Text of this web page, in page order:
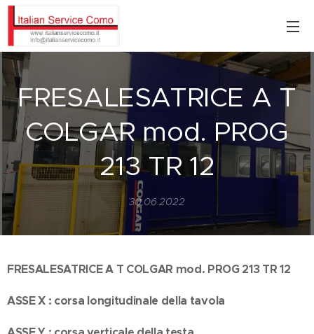
FRESALESATRICE A T
COLGAR mod. PROG
213 TR 12
30.06.2022
FRESALESATRICE A T COLGAR mod. PROG 213 TR 12
ASSE X : corsa longitudinale della tavola